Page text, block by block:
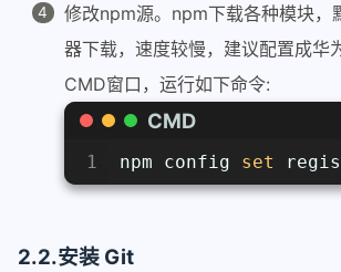
修改npm源。npm下载各种模块，
器下载，速度较慢，建议配置成华
CMD窗口，运行如下命令:
CMD
1 npm config set
2.2.安装 Git